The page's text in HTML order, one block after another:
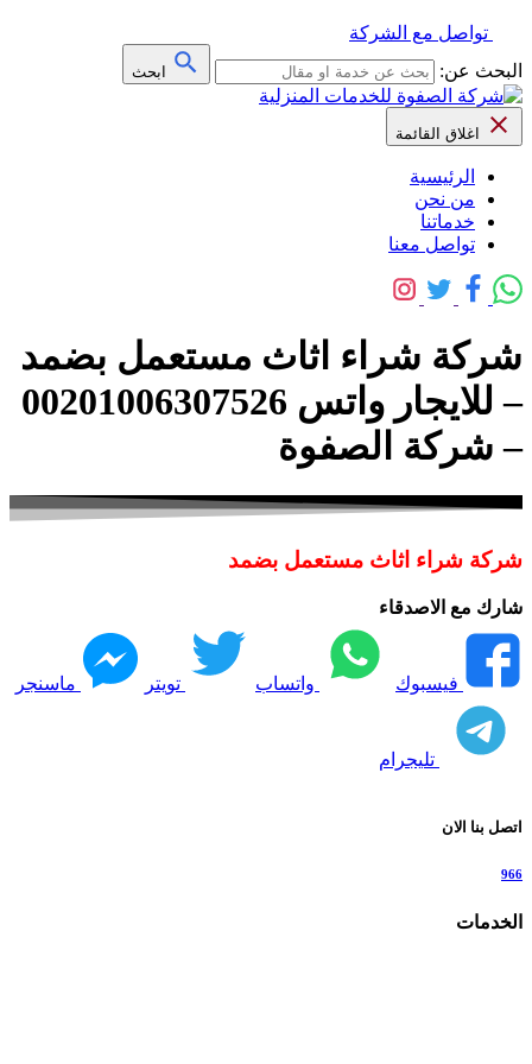
تواصل مع الشركة
البحث عن:
ابحث
اغلاق القائمة
الرئيسية
من نحن
خدماتنا
تواصل معنا
شركة شراء اثاث مستعمل بضمد
– للايجار واتس 00201006307526
– شركة الصفوة
شركة شراء اثاث مستعمل بضمد
شارك مع الاصدقاء
فيسبوك واتساب تويتر ماسنجر
تليجرام
اتصل بنا الان
966
الخدمات